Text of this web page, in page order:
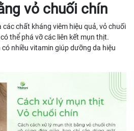
vỏ chuối chín
chất kháng viêm hiệu quả, vỏ chuối
thể phá vỡ các liên kết mụn thịt.
nhiều vitamin giúp dưỡng da hiệu